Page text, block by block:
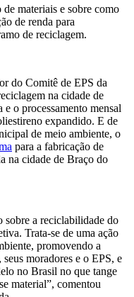
materiais e sobre como
de renda para
de reciclagem.
do Comitê de EPS da
na cidade de
o processamento mensal
expandido. E de
de meio ambiente, o
para a fabricação de
na cidade de Braço do
sobre a reciclabilidade do
Trata-se de uma ação
promovendo a
moradores e o EPS, e
no Brasil no que tange
material”, comentou